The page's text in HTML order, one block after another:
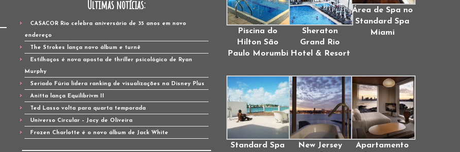
Últimas notícias:
CASACOR Rio celebra aniversário de 35 anos em novo
endereço
The Strokes lança novo álbum e turnê
Estilhaços é nova aposta de thriller psicológico de Ryan
Murphy
Seriado Fúria lidera ranking de visualizações na Disney Plus
Anitta lança Equilibrivm II
Ted Lasso volta para quarta temporada
Universo Circular – Jocy de Oliveira
Frozen Charlotte é o novo álbum de Jack White
Piscina do
Hilton São
Paulo Morumbi
Sheraton
Grand Rio
Hotel & Resort
Área de Spa no
Standard Spa
Miami
Standard Spa
New Jersey
Apartamento